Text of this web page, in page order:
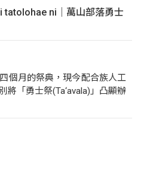
tatolohae ni｜萬山部落勇士
個月的祭典，現今配合族人工
將「勇士祭(Ta‘avala)」凸顯辦